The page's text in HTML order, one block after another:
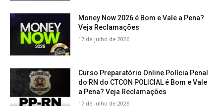
Money Now 2026 é Bom e Vale a Pena?
Veja Reclamações
17 de julho de 2026
Curso Preparatório Online Polícia Penal
do RN do CTCON POLICIAL é Bom e Vale
a Pena? Veja Reclamações
17 de julho de 2026